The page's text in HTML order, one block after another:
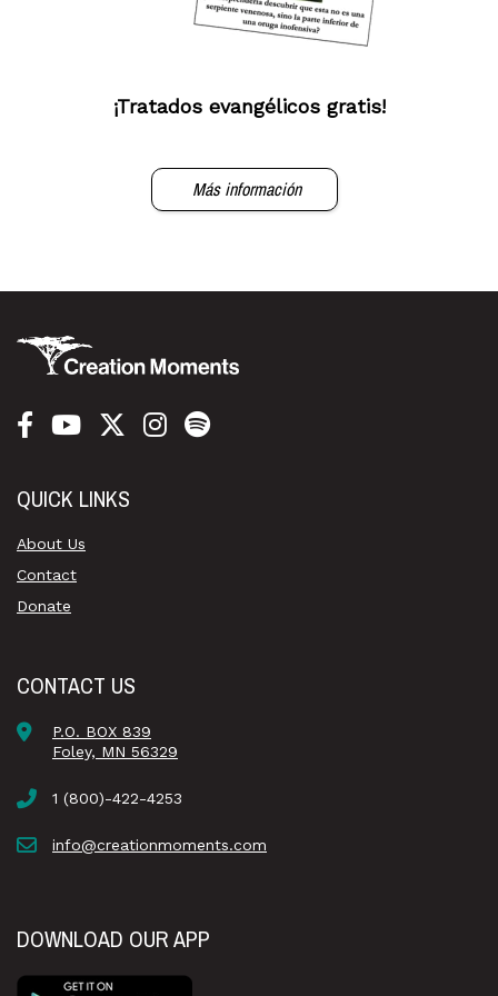
¡Tratados evangélicos gratis!
Más información
QUICK LINKS
About Us
Contact
Donate
CONTACT US
P.O. BOX 839
Foley, MN 56329
1 (800)-422-4253
info@creationmoments.com
DOWNLOAD OUR APP